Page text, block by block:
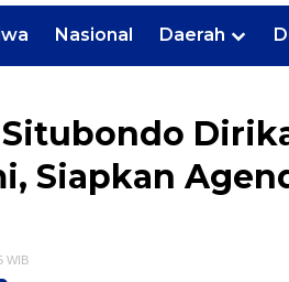
Nasional Daerah
Siapkan
WIB